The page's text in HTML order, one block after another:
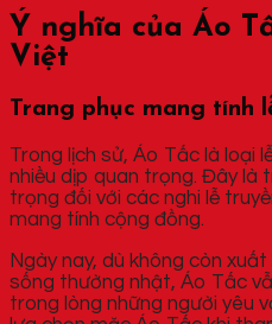
Ý nghĩa của Áo
Việt
Trang phục mang tính
Trong lịch sử, Áo Tấc là loại
nhiều dịp quan trọng. Đây là
trọng đối với các nghi lễ
mang tính cộng đồng.
Ngày nay, dù không còn
sống thường nhật, Áo Tấc
trong lòng những người yêu